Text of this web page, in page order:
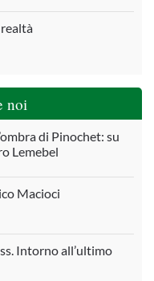
noi
di Pinochet: su
Lemebel
Macioci
Intorno all’ultimo